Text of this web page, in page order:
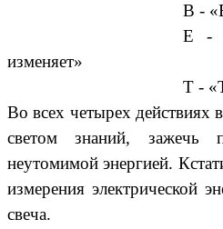
В -
Е -
изменяет»
Т -
Во всех четырех действиях
светом знаний, зажечь
неутомимой энергией.
измерения электрической
свеча.